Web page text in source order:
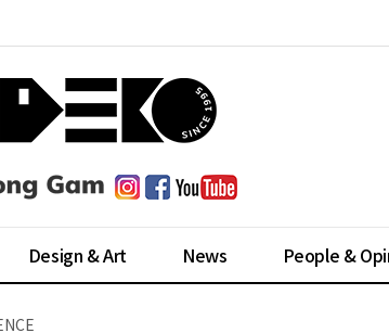
Design & Art News People &